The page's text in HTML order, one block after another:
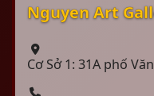
Nguyen Art
Cơ Sở 1: 31A phố